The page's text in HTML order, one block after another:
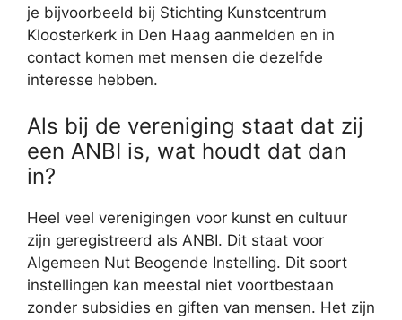
je bijvoorbeeld bij Stichting Kunstcentrum
Kloosterkerk in Den Haag aanmelden en in
contact komen met mensen die dezelfde
interesse hebben.
Als bij de vereniging staat dat zij
een ANBI is, wat houdt dat dan
in?
Heel veel verenigingen voor kunst en cultuur
zijn geregistreerd als ANBI. Dit staat voor
Algemeen Nut Beogende Instelling. Dit soort
instellingen kan meestal niet voortbestaan
zonder subsidies en giften van mensen. Het zijn